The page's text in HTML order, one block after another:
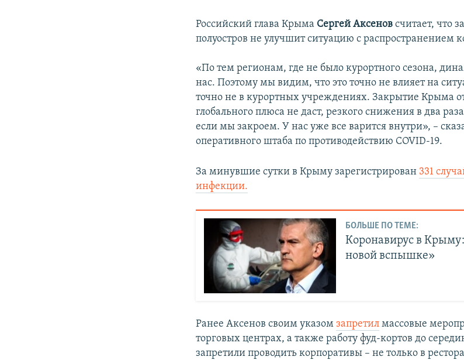
Российский глава Крыма Сергей Аксенов считает, что
полуостров не улучшит ситуацию с распространением
«По тем регионам, где не было курортного сезона,
нас. Поэтому мы видим, что это точно не влияет на
точно не в курортных учреждениях. Закрытие Крыма
глобального плюса не даст, резкого снижения в два
если мы закроем. У нас уже все варится внутри», –
оперативного штаба по противодействию COVID-19.
За минувшие сутки в Крыму зарегистрирован 331
инфекции.
БОЛЬШЕ ПО ТЕМЕ:
Коронавирус в
новой вспышке»
Ранее Аксенов своим указомзапретил массовые
торговых центрах, а также работу фуд-кортов до
запретили проводить корпоративы – не только в